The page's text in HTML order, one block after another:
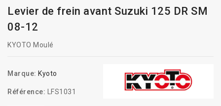
Levier de frein avant Suzuki 125 DR SM
08-12
KYOTO Moulé
Marque: Kyoto
Référence: LFS1031